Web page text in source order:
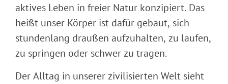
aktives Leben in freier Natur konzipiert. Das
heißt unser Körper ist dafür gebaut, sich
stundenlang draußen aufzuhalten, zu laufen,
zu springen oder schwer zu tragen.
Der Alltag in unserer zivilisierten Welt sieht